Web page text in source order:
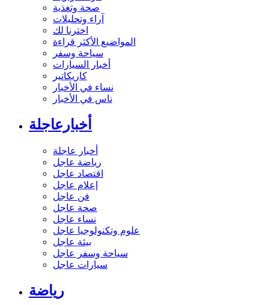
صحة وتغذية
آراء وتحليلات
اخترنا لك
المواضيع الأكثر قراءة
سياحة وسفر
أخبار السيارات
كاريكاتير
نساء في الأخبار
ناس في الأخبار
أخبارعاجلة
أخبار عاجلة
رياضة عاجل
اقتصاد عاجل
إعلام عاجل
فن عاجل
صحة عاجل
نساء عاجل
علوم وتكنولوجيا عاجل
بيئة عاجل
سياحة وسفر عاجل
سيارات عاجل
رياضة